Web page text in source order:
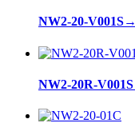
NW2-20-V001S→
NW2-20R-V001S